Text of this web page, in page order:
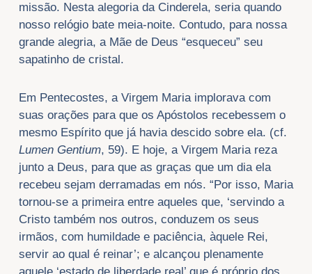
missão. Nesta alegoria da Cinderela, seria quando
nosso relógio bate meia-noite. Contudo, para nossa
grande alegria, a Mãe de Deus “esqueceu” seu
sapatinho de cristal.
Em Pentecostes, a Virgem Maria implorava com
suas orações para que os Apóstolos recebessem o
mesmo Espírito que já havia descido sobre ela. (cf.
Lumen Gentium, 59). E hoje, a Virgem Maria reza
junto a Deus, para que as graças que um dia ela
recebeu sejam derramadas em nós. “Por isso, Maria
tornou-se a primeira entre aqueles que, ‘servindo a
Cristo também nos outros, conduzem os seus
irmãos, com humildade e paciência, àquele Rei,
servir ao qual é reinar’; e alcançou plenamente